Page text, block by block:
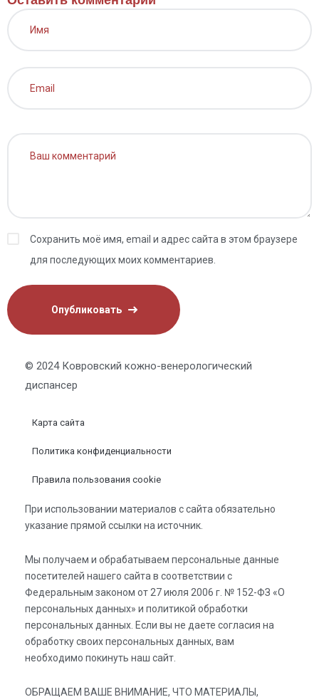
Сохранить моё имя, email и адрес сайта в этом браузере
для последующих моих комментариев.
© 2024 Ковровский кожно-венерологический
диспансер
Карта сайта
Политика конфиденциальности
Правила пользования cookie
При использовании материалов с сайта обязательно
указание прямой ссылки на источник.
Мы получаем и обрабатываем персональные данные
посетителей нашего сайта в соответствии с
Федеральным законом от 27 июля 2006 г. № 152-ФЗ «О
персональных данных» и политикой обработки
персональных данных. Если вы не даете согласия на
обработку своих персональных данных, вам
необходимо покинуть наш сайт.
ОБРАЩАЕМ ВАШЕ ВНИМАНИЕ, ЧТО МАТЕРИАЛЫ,